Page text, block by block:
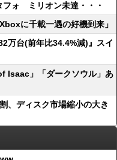
フォ ミリオン未達・・・
に千載一遇の好機到来」
万台(前年比34.4%減)』スイ
Isaac」「ダークソウル」あ
、ディスク市場縮小の大き